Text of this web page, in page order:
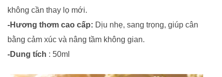
không cần thay lọ mới.
-Hương thơm cao cấp: Dịu nhẹ, sang trọng, giúp cân
bằng cảm xúc và nâng tầm không gian.
-Dung tích : 50ml